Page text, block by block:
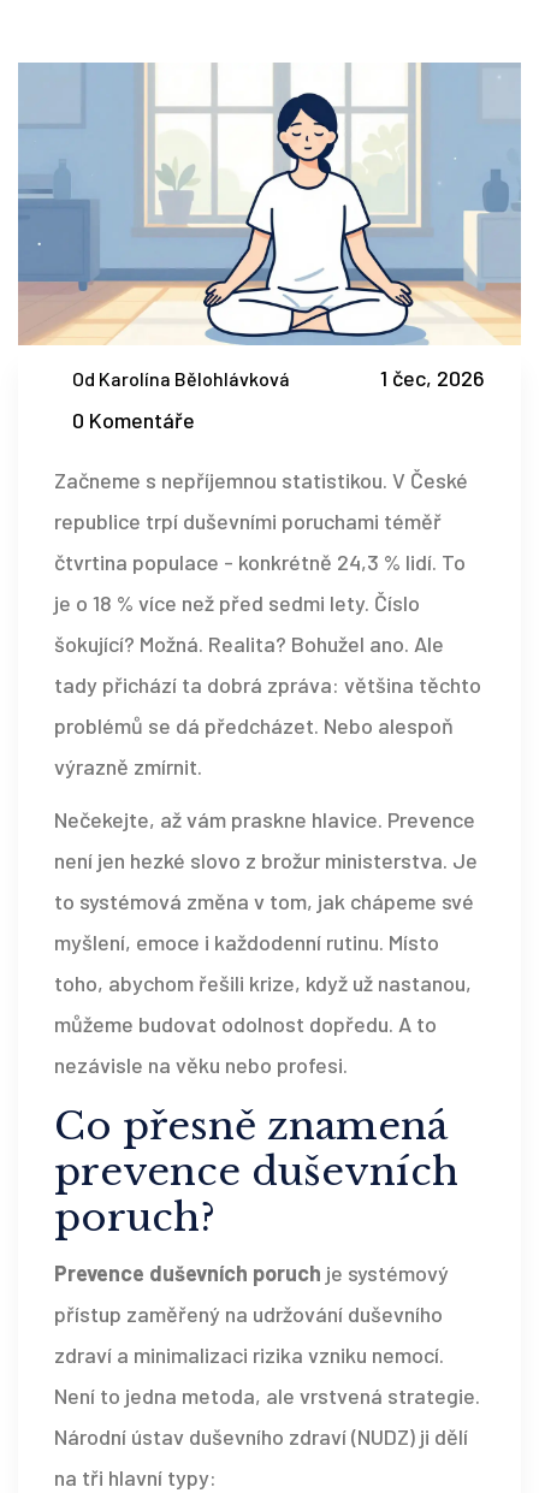
Od Karolína Bělohlávková
1 čec, 2026
0 Komentáře
Začneme s nepříjemnou statistikou. V České
republice trpí duševními poruchami téměř
čtvrtina populace - konkrétně 24,3 % lidí. To
je o 18 % více než před sedmi lety. Číslo
šokující? Možná. Realita? Bohužel ano. Ale
tady přichází ta dobrá zpráva: většina těchto
problémů se dá předcházet. Nebo alespoň
výrazně zmírnit.
Nečekejte, až vám praskne hlavice. Prevence
není jen hezké slovo z brožur ministerstva. Je
to systémová změna v tom, jak chápeme své
myšlení, emoce i každodenní rutinu. Místo
toho, abychom řešili krize, když už nastanou,
můžeme budovat odolnost dopředu. A to
nezávisle na věku nebo profesi.
Co přesně znamená
prevence duševních
poruch?
Prevence duševních poruch je systémový
přístup zaměřený na udržování duševního
zdraví a minimalizaci rizika vzniku nemocí.
Není to jedna metoda, ale vrstvená strategie.
Národní ústav duševního zdraví (NUDZ) ji dělí
na tři hlavní typy: